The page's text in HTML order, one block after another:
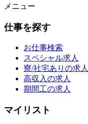
メニュー
仕事を探す
お仕事検索
スペシャル求人
寮/社宅ありの求人
高収入の求人
期間工の求人
マイリスト